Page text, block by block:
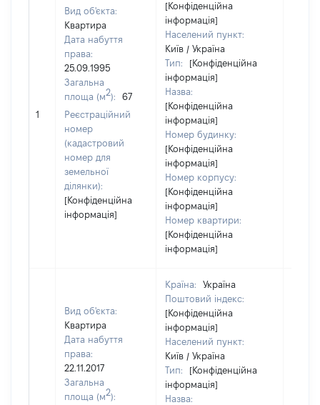
1
Вид об'єкта:
Квартира
Дата набуття
права:
25.09.1995
Загальна
площа (м2):
67
Реєстраційний
номер
(кадастровий
номер для
земельної
ділянки):
[Конфіденційна
інформація]
[Конфіденційна
інформація]
Населений пункт:
Київ / Україна
Тип:
[Конфіденційна
інформація]
Назва:
[Конфіденційна
інформація]
Номер будинку:
[Конфіденційна
інформація]
Номер корпусу:
[Конфіденційна
інформація]
Номер квартири:
[Конфіденційна
інформація]
Вид об'єкта:
Квартира
Дата набуття
права:
22.11.2017
Загальна
площа (м2):
Країна:
Україна
Поштовий індекс:
[Конфіденційна
інформація]
Населений пункт:
Київ / Україна
Тип:
[Конфіденційна
інформація]
Назва: